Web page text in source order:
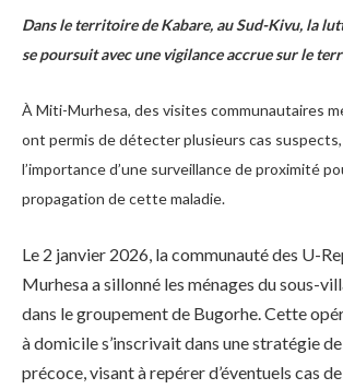
Dans le territoire de Kabare, au Sud-Kivu, la
se poursuit avec une vigilance accrue sur le
À Miti-Murhesa, des visites communautaires
ont permis de détecter plusieurs cas
l’importance d’une surveillance de proximité
propagation de cette maladie.
Le 2 janvier 2026, la communauté des U-
Murhesa a sillonné les ménages du sous-
dans le groupement de Bugorhe. Cette
à domicile s’inscrivait dans une stratégie
précoce, visant à repérer d’éventuels cas